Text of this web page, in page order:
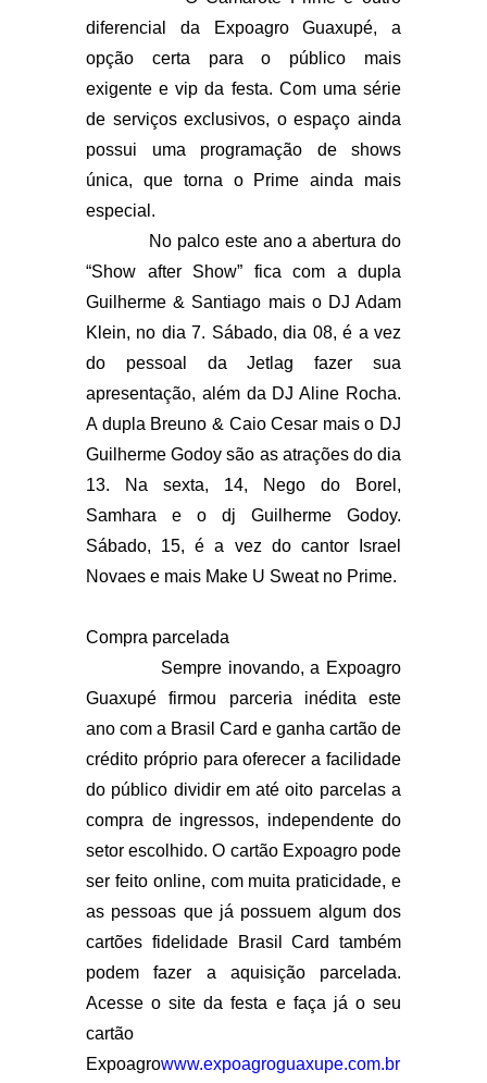
diferencial da Expoagro Guaxupé, a
opção certa para o público mais
exigente e vip da festa. Com uma série
de serviços exclusivos, o espaço ainda
possui uma programação de shows
única, que torna o Prime ainda mais
especial.
No palco este ano a abertura do
“Show after Show” fica com a dupla
Guilherme & Santiago mais o DJ Adam
Klein, no dia 7. Sábado, dia 08, é a vez
do pessoal da Jetlag fazer sua
apresentação, além da DJ Aline Rocha.
A dupla Breuno & Caio Cesar mais o DJ
Guilherme Godoy são as atrações do dia
13. Na sexta, 14, Nego do Borel,
Samhara e o dj Guilherme Godoy.
Sábado, 15, é a vez do cantor Israel
Novaes e mais Make U Sweat no Prime.
Compra parcelada
Sempre inovando, a Expoagro
Guaxupé firmou parceria inédita este
ano com a Brasil Card e ganha cartão de
crédito próprio para oferecer a facilidade
do público dividir em até oito parcelas a
compra de ingressos, independente do
setor escolhido. O cartão Expoagro pode
ser feito online, com muita praticidade, e
as pessoas que já possuem algum dos
cartões fidelidade Brasil Card também
podem fazer a aquisição parcelada.
Acesse o site da festa e faça já o seu
cartão
Expoagrowww.expoagroguaxupe.com.br